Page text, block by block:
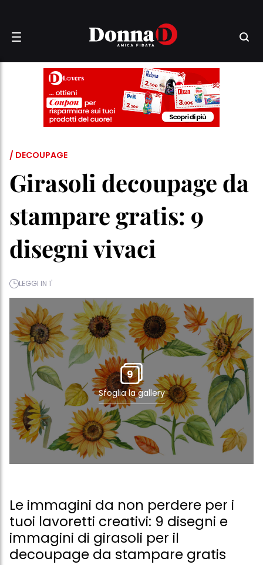
/ DECOUPAGE
Girasoli decoupage da
stampare gratis: 9
disegni vivaci
LEGGI IN 1'
9
Sfoglia la gallery
Le immagini da non perdere per i
tuoi lavoretti creativi: 9 disegni e
immagini di girasoli per il
decoupage da stampare gratis